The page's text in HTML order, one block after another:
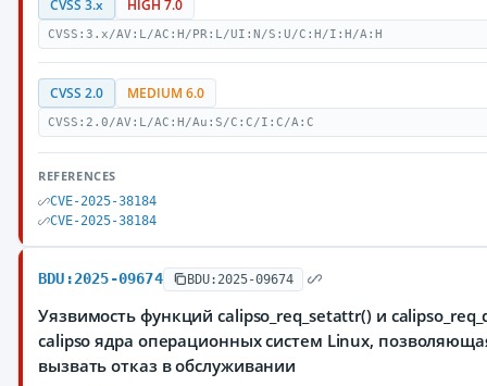
CVSS 3.x HIGH 7.0
CVSS:3.x/AV:L/AC:H/PR:L/UI:N/S:U/C:H/I:H/A:H
CVSS 2.0 MEDIUM 6.0
CVSS:2.0/AV:L/AC:H/Au:S/C:C/I:C/A:C
REFERENCES
CVE-2025-38184
CVE-2025-38184
BDU:2025-09674 BDU:2025-09674
Уязвимость функций calipso_req_setattr() и
calipso ядра операционных систем Linux,
вызвать отказ в обслуживании